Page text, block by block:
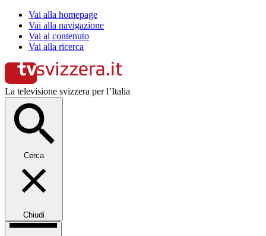
Vai alla homepage
Vai alla navigazione
Vai al contenuto
Vai alla ricerca
La televisione svizzera per l’Italia
Cerca
Chiudi